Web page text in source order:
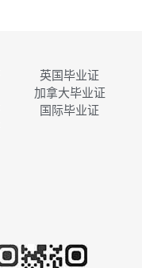
英国毕业证
加拿大毕业证
国际毕业证